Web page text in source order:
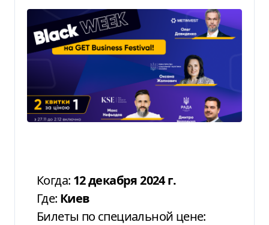
Когда: 12 декабря 2024 г.
Где: Киев
Билеты по специальной цене: